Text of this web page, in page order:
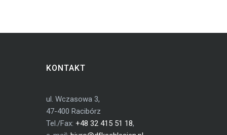
KONTAKT
ul. Wczasowa 3,
47-400 Racibórz
Tel./Fax: +48 32 415 51 18,